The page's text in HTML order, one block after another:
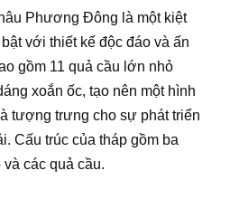
Phương Đông là một kiệt
với thiết kế độc đáo và ấn
gồm 11 quả cầu lớn nhỏ
xoắn ốc, tạo nên một hình
tượng trưng cho sự phát triển
Cấu trúc của tháp gồm ba
các quả cầu.